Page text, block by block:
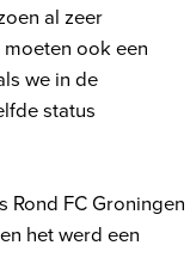
al zeer
ook een
we in de
status
FC Groningen
het werd een